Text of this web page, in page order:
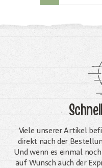
Viele unserer Artikel
direkt nach der
Und wenn es einmal
auf Wunsch auch der